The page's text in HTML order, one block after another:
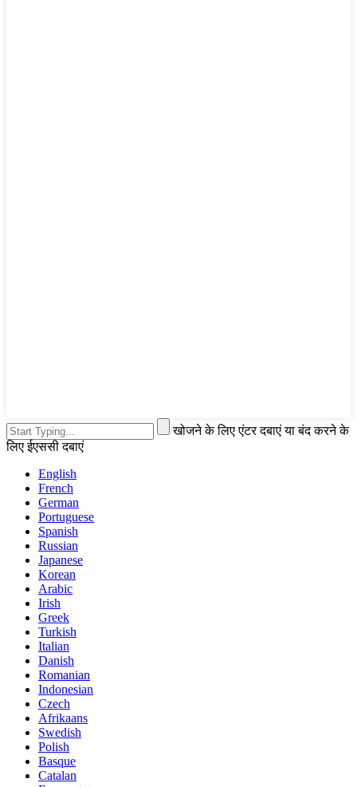
खोजने के लिए एंटर दबाएं या बंद करने के
लिए ईएससी दबाएं
English
French
German
Portuguese
Spanish
Russian
Japanese
Korean
Arabic
Irish
Greek
Turkish
Italian
Danish
Romanian
Indonesian
Czech
Afrikaans
Swedish
Polish
Basque
Catalan